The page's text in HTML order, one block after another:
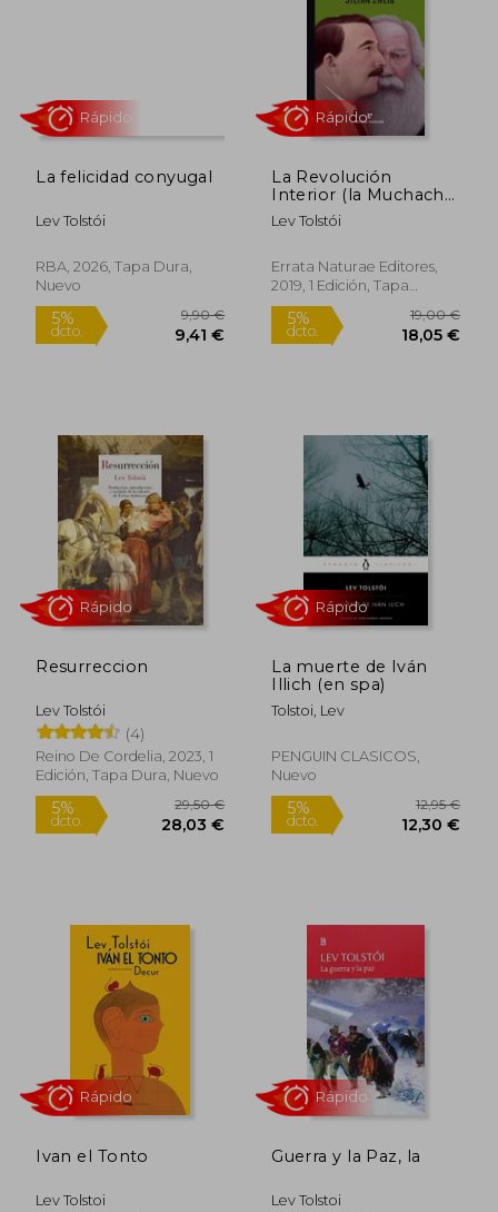
Rápido Rápido
La felicidad conyugal
Lev Tolstói
RBA, 2026, Tapa Dura,
Nuevo
dcto.
La Revolución
Interior (la Muchacha
de dos Cabezas)
Lev Tolstói
Errata Naturae Editores,
2019, 1 Edición, Tapa
Blanda, Nuevo
dcto.
Rápido
Resurreccion
Lev Tolstói
(4)
Reino De Cordelia, 2023, 1
Edición, Tapa Dura, Nuevo
La muerte de Iván
Illich (en spa)
Tolstoi, Lev
PENGUIN CLASICOS,
Nuevo
Ivan el Tonto
Lev Tolstoi
Guerra y la Paz, la
Lev Tolstoi